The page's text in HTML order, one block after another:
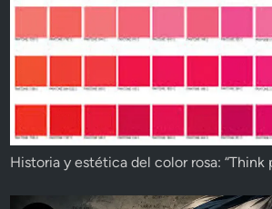
Historia y estética del color rosa: “Think